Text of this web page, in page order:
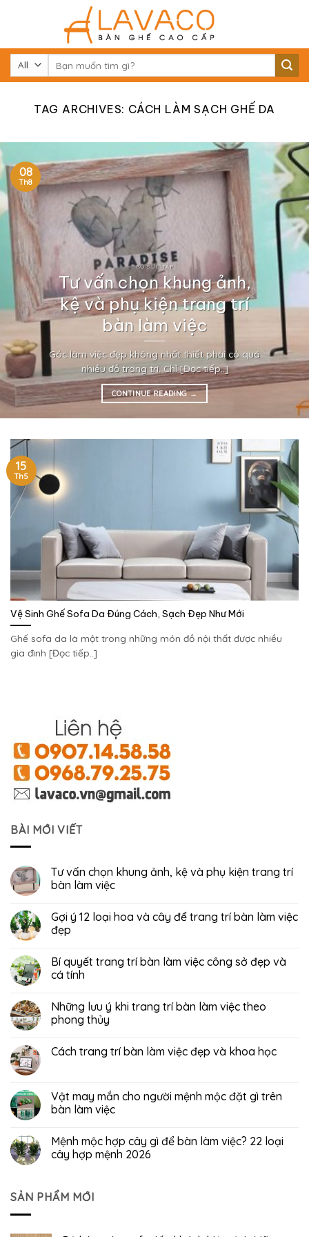
kiếm:
TAG ARCHIVES: CÁCH LÀM SẠCH GHẾ DA
BỘ SƯU TẬP
Tư vấn chọn khung ảnh,
kệ và phụ kiện trang trí
bàn làm việc
Góc làm việc đẹp không nhất thiết phải có quá
nhiều đồ trang trí. Chỉ [Đọc tiếp..]
CONTINUE READING→
08
Th8
Vệ Sinh Ghế Sofa Da Đúng Cách, Sạch Đẹp Như Mới
Ghế sofa da là một trong những món đồ nội thất được nhiều
gia đình [Đọc tiếp..]
15
Th5
BÀI MỚI VIẾT
Tư vấn chọn khung ảnh, kệ và phụ kiện trang trí
bàn làm việc
Gợi ý 12 loại hoa và cây để trang trí bàn làm việc
đẹp
Bí quyết trang trí bàn làm việc công sở đẹp và
cá tính
Những lưu ý khi trang trí bàn làm việc theo
phong thủy
Cách trang trí bàn làm việc đẹp và khoa học
Vật may mắn cho người mệnh mộc đặt gì trên
bàn làm việc
Mệnh mộc hợp cây gì để bàn làm việc? 22 loại
cây hợp mệnh 2026
SẢN PHẨM MỚI